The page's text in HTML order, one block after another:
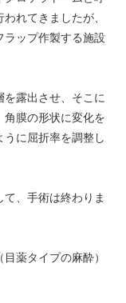
れてきましたが、
ラップ作製する施設
露出させ、そこに
角膜の形状に変化を
に屈折率を調整し
、手術は終わりま
薬タイプの麻酔）